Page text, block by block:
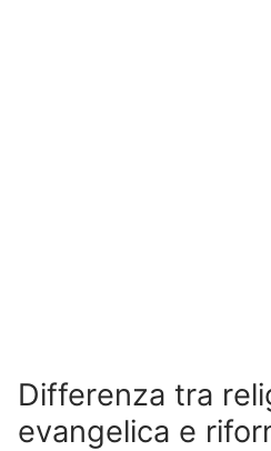
Differenza tra
evangelica e